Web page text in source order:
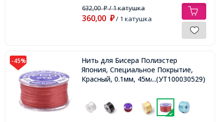
632,00₽/ 1 катушка
360,00 ₽/ 1 катушка
-45%
Нить для Бисера Полиэстер
Япония, Специальное Покрытие,
Красный, 0.1мм, 45м/катушка,
...(УТ100030529)